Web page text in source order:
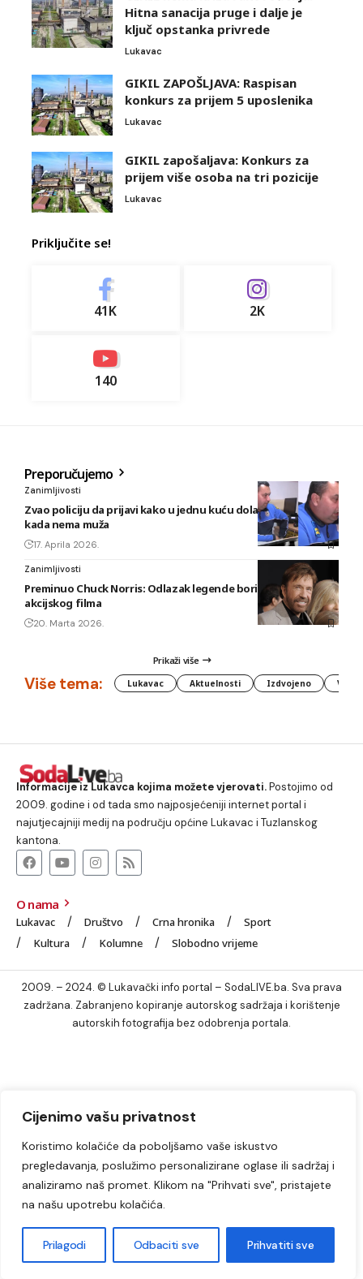
Cijenimo vašu privatnost
Koristimo kolačiće da poboljšamo vaše iskustvo
pregledavanja, poslužimo personalizirane oglase ili sadržaj i
analiziramo naš promet. Klikom na "Prihvati sve", pristajete
na našu upotrebu kolačića.
Prilagodi Odbaciti sve Prihvatiti sve
Hitna sanacija pruge i dalje je
ključ opstanka privrede
Lukavac
GIKIL ZAPOŠLJAVA: Raspisan
konkurs za prijem 5 uposlenika
Lukavac
GIKIL zapošaljava: Konkurs za
prijem više osoba na tri pozicije
Lukavac
Priključite se!
41K 2K
140
Preporučujemo
Zanimljivosti
Zvao policiju da prijavi kako u jednu kuću dolazi ljubavnik
kada nema muža
17. Aprila 2026.
Zanimljivosti
Preminuo Chuck Norris: Odlazak legende borilačkih vještina i
akcijskog filma
20. Marta 2026.
Prikaži više
Više tema: Lukavac Aktuelnosti Izdvojeno
Informacije iz Lukavca kojima možete vjerovati.Postojimo od
2009. godine i od tada smo najposjećeniji internet portal i
najutjecajniji medij na području općine Lukavac i Tuzlanskog
kantona.
O nama
Lukavac Društvo Crna hronika
Sport
Kultura
Kolumne Slobodno vrijeme
2009. – 2024. © Lukavački info portal – SodaLIVE.ba. Sva prava
zadržana. Zabranjeno kopiranje autorskog sadržaja i korištenje
autorskih fotografija bez odobrenja portala.